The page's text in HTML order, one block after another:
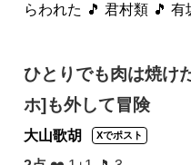
らわれた 🎵 君村類 🎵 有
ひとりでも肉は焼け
ホ]も外して冒険
大山歌胡 Xでポスト